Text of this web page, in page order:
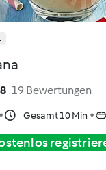
19 Bewertungen
Gesamt 10 Min